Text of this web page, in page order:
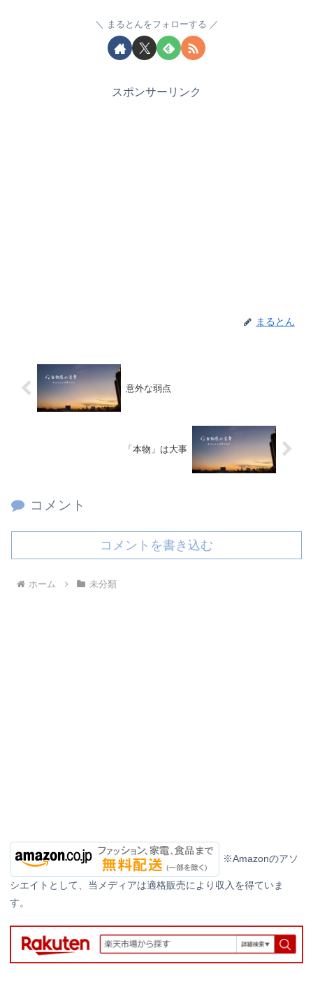
まるとんをフォローする
スポンサーリンク
まるとん
意外な弱点
「本物」は大事
コメント
コメントを書き込む
ホーム 未分類
※Amazonのアソ
シエイトとして、当メディアは適格販売により収入を得ていま
す。